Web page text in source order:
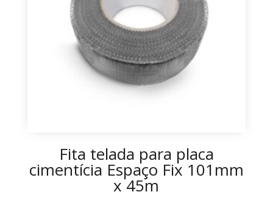
Fita telada para placa
cimentícia Espaço Fix 101mm
x 45m